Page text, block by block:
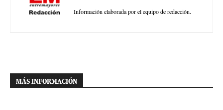
Información elaborada por el equipo de redacción.
MÁS INFORMACIÓN